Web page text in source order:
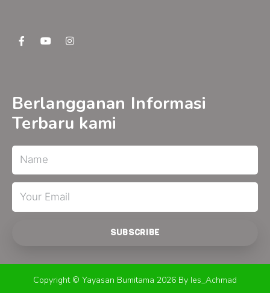
F
a
k
-
f
Y
o
I
n
a
m
Berlangganan Informasi
Terbaru kami
Name
Email
SUBSCRIBE
Copyright © Yayasan Bumitama 2026 By Ies_Achmad